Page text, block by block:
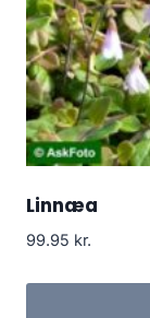
Linnæa
99.95 kr.